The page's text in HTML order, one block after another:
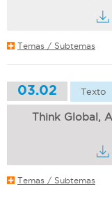
Temas / Subtemas
03.02 Texto
Think Global,
Temas / Subtemas